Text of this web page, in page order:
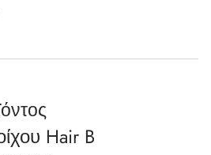
Hair B